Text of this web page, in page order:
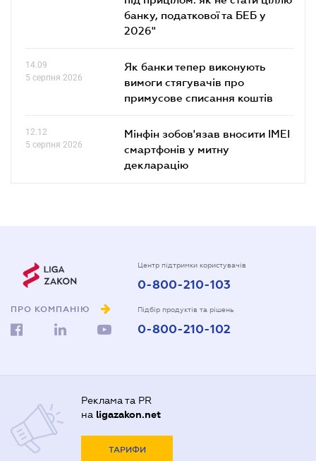
банку, податкової та БЕБ у
2026"
14.09
5 серпня 2026
Як банки тепер виконують
вимоги стягувачів про
примусове списання коштів
12.12
5 серпня 2026
Мінфін зобов'язав вносити IMEI
смартфонів у митну
декларацію
ПРО КОМПАНІЮ
Центр підтримки користувачів
0-800-210-103
Підбір продуктів та рішень
0-800-210-102
Реклама та PR
на ligazakon.net
ТАРИФИ